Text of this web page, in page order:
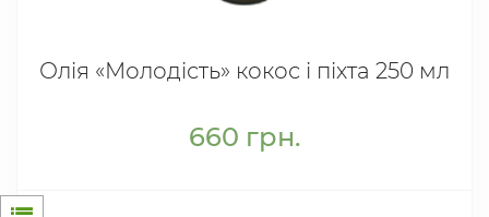
Олія «Молодість» кокос і піхта 250 мл
660 грн.